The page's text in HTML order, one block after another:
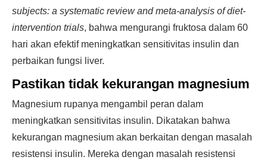
subjects: a systematic review and meta-analysis of diet-
intervention trials, bahwa mengurangi fruktosa dalam 60
hari akan efektif meningkatkan sensitivitas insulin dan
perbaikan fungsi liver.
Pastikan tidak kekurangan magnesium
Magnesium rupanya mengambil peran dalam
meningkatkan sensitivitas insulin. Dikatakan bahwa
kekurangan magnesium akan berkaitan dengan masalah
resistensi insulin. Mereka dengan masalah resistensi